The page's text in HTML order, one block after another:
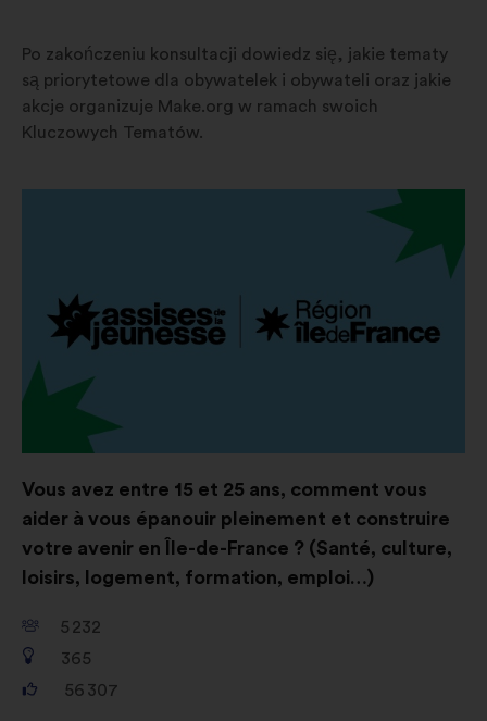
Po zakończeniu konsultacji dowiedz się, jakie tematy
są priorytetowe dla obywatelek i obywateli oraz jakie
akcje organizuje Make.org w ramach swoich
Kluczowych Tematów.
Vous avez entre 15 et 25 ans, comment vous
aider à vous épanouir pleinement et construire
votre avenir en Île-de-France ? (Santé, culture,
loisirs, logement, formation, emploi…)
5 232
365
56 307